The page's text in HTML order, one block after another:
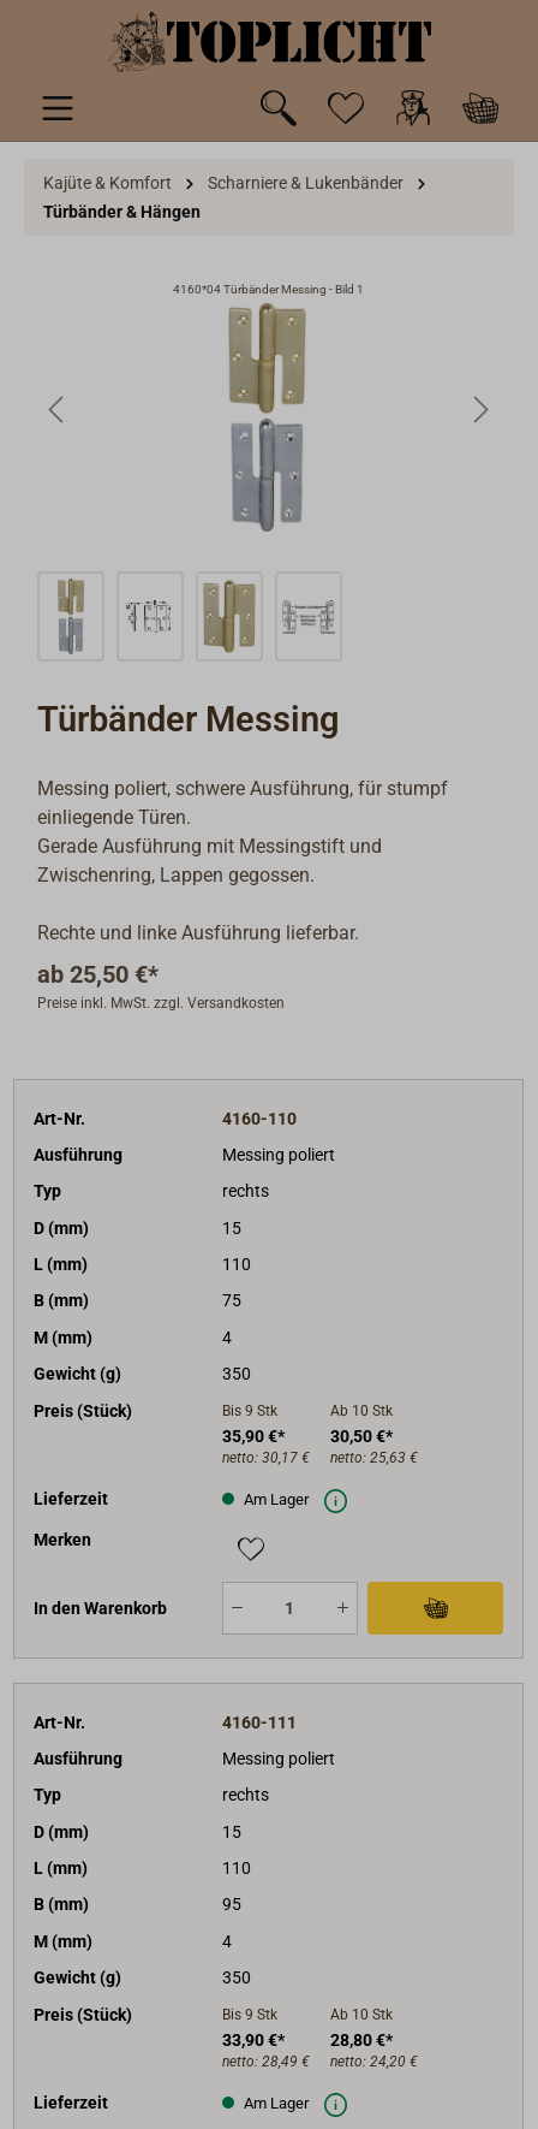
springen
Kajüte & Komfort
Scharniere & Lukenbänder
Türbänder & Hängen
4160*04 Türbänder Messing - Bild 1
Türbänder Messing
Messing poliert, schwere Ausführung, für stumpf
einliegende Türen.
Gerade Ausführung mit Messingstift und
Zwischenring, Lappen gegossen.
Rechte und linke Ausführung lieferbar.
ab 25,50 €*
Preise inkl. MwSt. zzgl. Versandkosten
Art-Nr.
4160-110
Ausführung
Messing poliert
Typ
rechts
D (mm)
15
L (mm)
110
B (mm)
75
M (mm)
4
Gewicht (g)
350
Preis (Stück)
Bis 9 Stk
35,90 €*
netto: 30,17 €
Ab 10 Stk
30,50 €*
netto: 25,63 €
Lieferzeit Am Lager
Merken
In den Warenkorb
Art-Nr.
4160-111
Ausführung
Messing poliert
Typ
rechts
D (mm)
15
L (mm)
110
B (mm)
95
M (mm)
4
Gewicht (g)
350
Preis (Stück)
Bis 9 Stk
33,90 €*
netto: 28,49 €
Ab 10 Stk
28,80 €*
netto: 24,20 €
Lieferzeit Am Lager